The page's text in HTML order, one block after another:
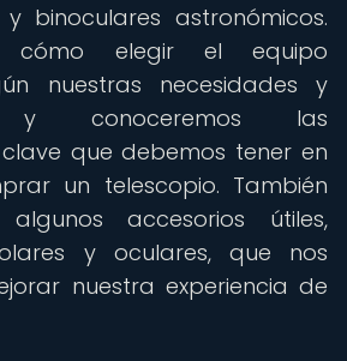
binoculares astronómicos.
cómo elegir el equipo
nuestras necesidades y
y conoceremos las
que debemos tener en
un telescopio. También
algunos accesorios útiles,
y oculares, que nos
nuestra experiencia de